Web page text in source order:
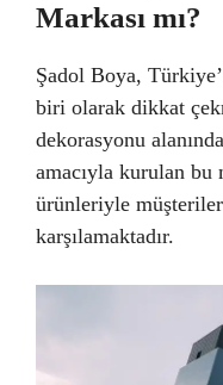
Markası mı?
Şadol Boya,
biri olarak dikkat
dekorasyonu
amacıyla kurulan
ürünleriyle
karşılamaktadır.